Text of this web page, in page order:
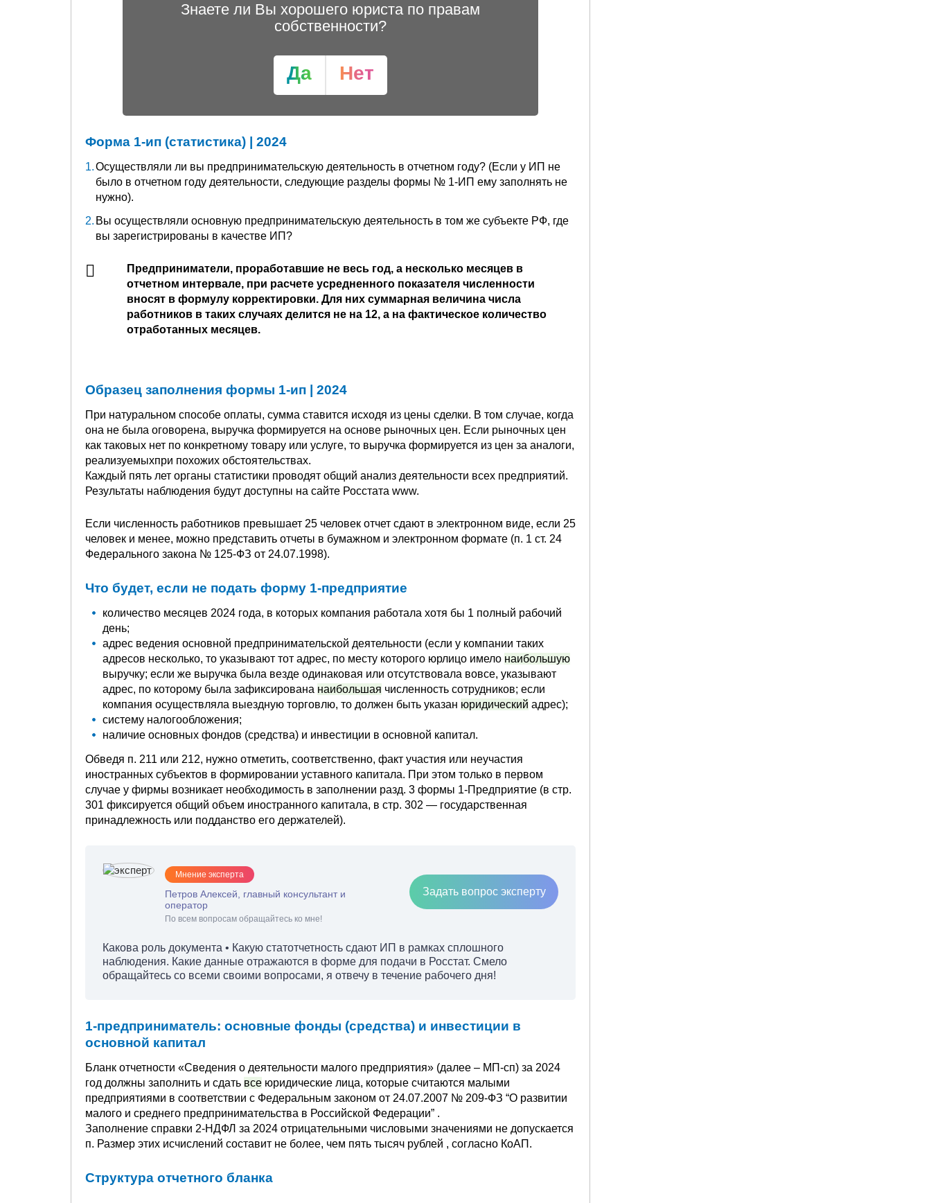
Знаете ли Вы хорошего юриста по правам
собственности?
Да Нет
Форма 1-ип (статистика) | 2024
Осуществляли ли вы предпринимательскую деятельность в отчетном году? (Если у ИП не
было в отчетном году деятельности, следующие разделы формы № 1-ИП ему заполнять не
нужно).
Вы осуществляли основную предпринимательскую деятельность в том же субъекте РФ, где
вы зарегистрированы в качестве ИП?
Предприниматели, проработавшие не весь год, а несколько месяцев в
отчетном интервале, при расчете усредненного показателя численности
вносят в формулу корректировки. Для них суммарная величина числа
работников в таких случаях делится не на 12, а на фактическое количество
отработанных месяцев.
Образец заполнения формы 1-ип | 2024
При натуральном способе оплаты, сумма ставится исходя из цены сделки. В том случае, когда
она не была оговорена, выручка формируется на основе рыночных цен. Если рыночных цен
как таковых нет по конкретному товару или услуге, то выручка формируется из цен за аналоги,
реализуемыхпри похожих обстоятельствах.
Каждый пять лет органы статистики проводят общий анализ деятельности всех предприятий.
Результаты наблюдения будут доступны на сайте Росстата www.
Если численность работников превышает 25 человек отчет сдают в электронном виде, если 25
человек и менее, можно представить отчеты в бумажном и электронном формате (п. 1 ст. 24
Федерального закона № 125-ФЗ от 24.07.1998).
Что будет, если не подать форму 1-предприятие
количество месяцев 2024 года, в которых компания работала хотя бы 1 полный рабочий
день;
адрес ведения основной предпринимательской деятельности (если у компании таких
адресов несколько, то указывают тот адрес, по месту которого юрлицо имело наибольшую
выручку; если же выручка была везде одинаковая или отсутствовала вовсе, указывают
адрес, по которому была зафиксирована наибольшая численность сотрудников; если
компания осуществляла выездную торговлю, то должен быть указан юридический адрес);
систему налогообложения;
наличие основных фондов (средства) и инвестиции в основной капитал.
Обведя п. 211 или 212, нужно отметить, соответственно, факт участия или неучастия
иностранных субъектов в формировании уставного капитала. При этом только в первом
случае у фирмы возникает необходимость в заполнении разд. 3 формы 1-Предприятие (в стр.
301 фиксируется общий объем иностранного капитала, в стр. 302 — государственная
принадлежность или подданство его держателей).
Мнение эксперта
Петров Алексей, главный консультант и
оператор
По всем вопросам обращайтесь ко мне!
Задать вопрос эксперту
Какова роль документа • Какую статотчетность сдают ИП в рамках сплошного
наблюдения. Какие данные отражаются в форме для подачи в Росстат. Смело
обращайтесь со всеми своими вопросами, я отвечу в течение рабочего дня!
1-предприниматель: основные фонды (средства) и инвестиции в
основной капитал
Бланк отчетности «Сведения о деятельности малого предприятия» (далее – МП-сп) за 2024
год должны заполнить и сдать все юридические лица, которые считаются малыми
предприятиями в соответствии с Федеральным законом от 24.07.2007 № 209-ФЗ “О развитии
малого и среднего предпринимательства в Российской Федерации” .
Заполнение справки 2-НДФЛ за 2024 отрицательными числовыми значениями не допускается
п. Размер этих исчислений составит не более, чем пять тысяч рублей , согласно КоАП.
Структура отчетного бланка